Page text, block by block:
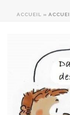
ACCUEIL »